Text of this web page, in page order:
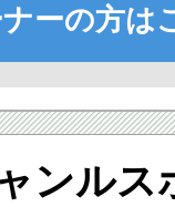
ーの方は
ンルス